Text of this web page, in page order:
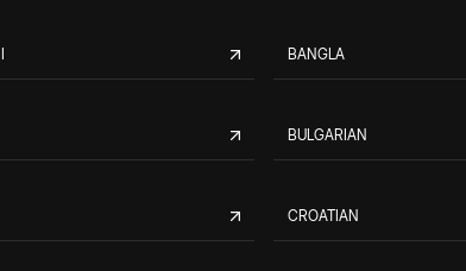
BANGLA
BULGARIAN
CROATIAN